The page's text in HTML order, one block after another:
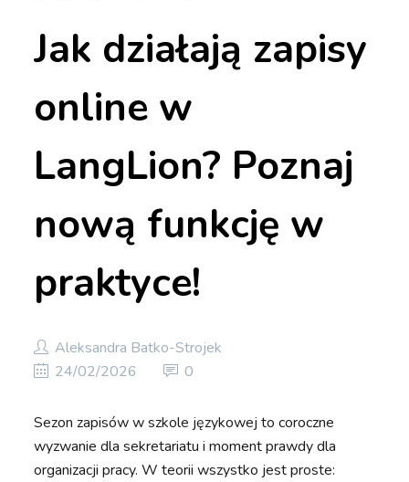
Jak działają zapisy
online w
LangLion? Poznaj
nową funkcję w
praktyce!
Aleksandra Batko-Strojek
24/02/2026
0
Sezon zapisów w szkole językowej to coroczne
wyzwanie dla sekretariatu i moment prawdy dla
organizacji pracy. W teorii wszystko jest proste: